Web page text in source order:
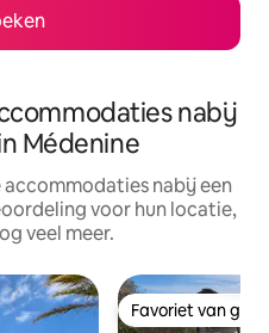
nabij
Médenine
accommodaties nabij een
voor hun locatie,
veel meer.
Favoriet van
Favoriet van